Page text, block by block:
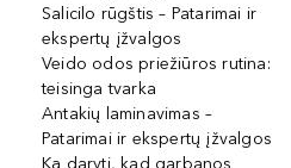
Salicilo rūgštis – Patarimai ir
ekspertų įžvalgos
Veido odos priežiūros rutina:
teisinga tvarka
Antakių laminavimas –
Patarimai ir ekspertų įžvalgos
Ką daryti, kad garbanos